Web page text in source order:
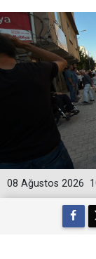
08 Ağustos 2026